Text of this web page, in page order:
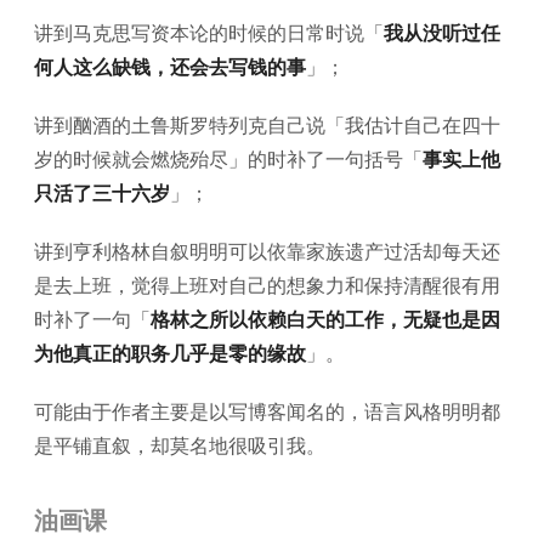
讲到马克思写资本论的时候的日常时说「我从没听过任
何人这么缺钱，还会去写钱的事 」；
讲到酗酒的土鲁斯罗特列克自己说「我估计自己在四十
岁的时候就会燃烧殆尽」的时补了一句括号「事实上他
只活了三十六岁 」；
讲到亨利格林自叙明明可以依靠家族遗产过活却每天还
是去上班，觉得上班对自己的想象力和保持清醒很有用
时补了一句「格林之所以依赖白天的工作，无疑也是因
为他真正的职务几乎是零的缘故 」。
可能由于作者主要是以写博客闻名的，语言风格明明都
是平铺直叙，却莫名地很吸引我。
油画课